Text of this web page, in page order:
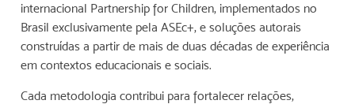
internacional Partnership for Children, implementados no
Brasil exclusivamente pela ASEc+, e soluções autorais
construídas a partir de mais de duas décadas de experiência
em contextos educacionais e sociais.
Cada metodologia contribui para fortalecer relações,